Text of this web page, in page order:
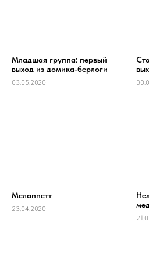
Младшая группа: первый
выход из домика-берлоги
03.05.2020
Меланнетт
23.04.2020